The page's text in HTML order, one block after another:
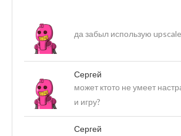
да забыл использую
Сергей
может ктото не умеет
и игру?
Сергей